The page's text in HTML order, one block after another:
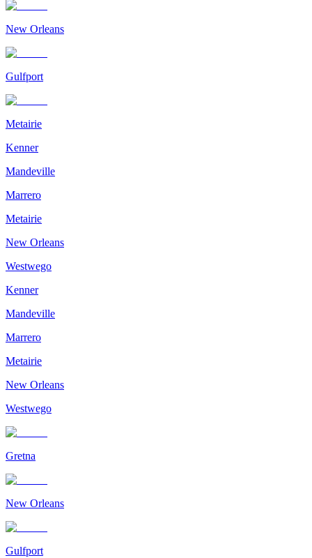
New Orleans
Gulfport
Metairie
Kenner
Mandeville
Marrero
Metairie
New Orleans
Westwego
Kenner
Mandeville
Marrero
Metairie
New Orleans
Westwego
Gretna
New Orleans
Gulfport